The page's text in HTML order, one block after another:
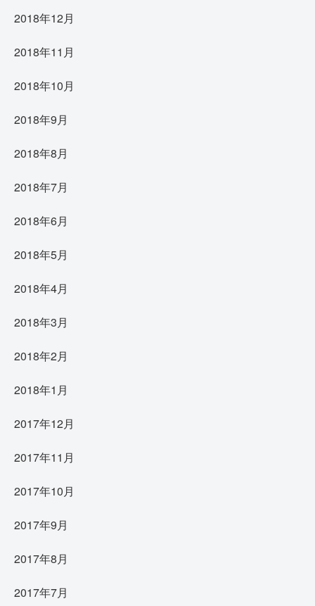
2018年12月
2018年11月
2018年10月
2018年9月
2018年8月
2018年7月
2018年6月
2018年5月
2018年4月
2018年3月
2018年2月
2018年1月
2017年12月
2017年11月
2017年10月
2017年9月
2017年8月
2017年7月